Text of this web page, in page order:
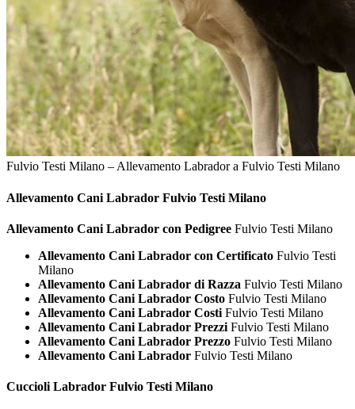
Fulvio Testi Milano – Allevamento Labrador a Fulvio Testi Milano
Allevamento Cani Labrador Fulvio Testi Milano
Allevamento Cani Labrador con Pedigree Fulvio Testi Milano
Allevamento Cani Labrador con Certificato Fulvio Testi
Milano
Allevamento Cani Labrador di Razza Fulvio Testi Milano
Allevamento Cani Labrador Costo Fulvio Testi Milano
Allevamento Cani Labrador Costi Fulvio Testi Milano
Allevamento Cani Labrador Prezzi Fulvio Testi Milano
Allevamento Cani Labrador Prezzo Fulvio Testi Milano
Allevamento Cani Labrador Fulvio Testi Milano
Cuccioli Labrador Fulvio Testi Milano